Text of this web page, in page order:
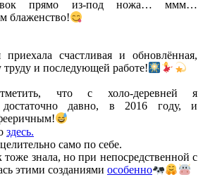
прямо из-под ножа… ммм…
блаженство!
счастливая и обновлённая,
труду и последующей работе!
что с холо-деревней я
достаточно давно, в 2016 году, и
здесь.
само по себе.
знала, но при непосредственной с
этими созданиями особенно